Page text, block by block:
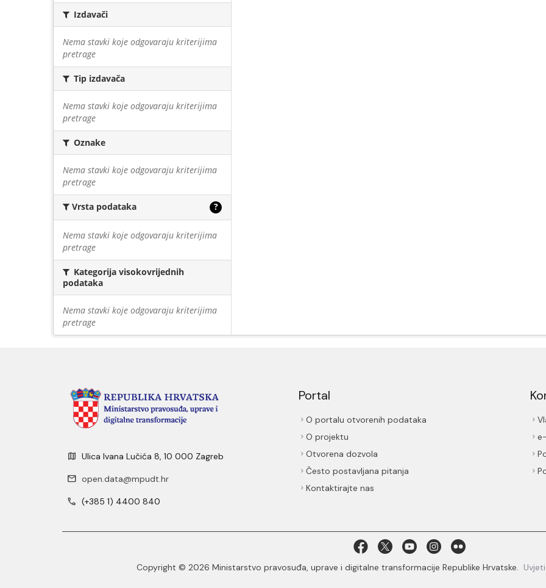
Izdavači
Nema stavki koje odgovaraju kriterijima
pretrage
Tip izdavača
Nema stavki koje odgovaraju kriterijima
pretrage
Oznake
Nema stavki koje odgovaraju kriterijima
pretrage
Vrsta podataka ?
Nema stavki koje odgovaraju kriterijima
pretrage
Kategorija visokovrijednih
podataka
Nema stavki koje odgovaraju kriterijima
pretrage